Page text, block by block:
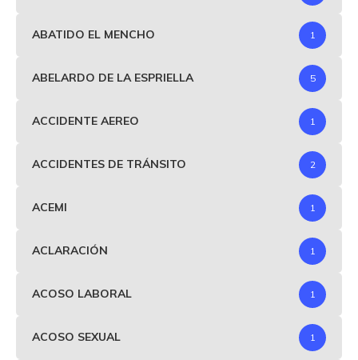
ABATIDO EL MENCHO 1
ABELARDO DE LA ESPRIELLA 5
ACCIDENTE AEREO 1
ACCIDENTES DE TRÁNSITO 2
ACEMI 1
ACLARACIÓN 1
ACOSO LABORAL 1
ACOSO SEXUAL 1